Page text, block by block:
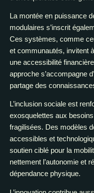
La montée en puissance
modulaires s’inscrit
Ces systèmes, comme
et communautés, invitent
une accessibilité
approche s’accompagne
partage des
L’inclusion sociale est
exosquelettes aux
fragilisées. Des modèles
accessibles et
soutien ciblé pour la
nettement l’autonomie et
dépendance physique.